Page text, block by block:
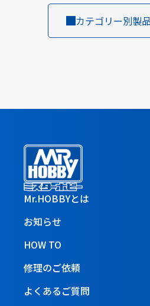
カテゴリー別製
Mr.HOBBYとは
お知らせ
HOW TO
修理のご依頼
よくあるご質問